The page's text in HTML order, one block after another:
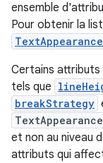
ensemble
Pour obtenir la
TextAppearance
Certains attributs
tels que
breakStrategy
TextAppearance
et non au niveau
attributs qui